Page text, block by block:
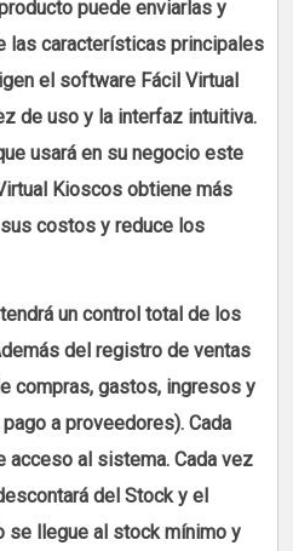
puede enviarlas y
las características principales
el software Fácil Virtual
de uso y la interfaz intuitiva.
usará en su negocio este
Kioscos obtiene más
costos y reduce los
un control total de los
del registro de ventas
compras, gastos, ingresos y
a proveedores). Cada
acceso al sistema. Cada vez
del Stock y el
se llegue al stock mínimo y